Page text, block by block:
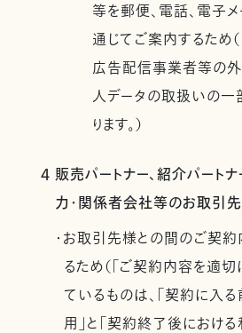
等を郵便、電話、電子
通じてご案内するため
広告配信事業者等の
人データの取扱いの一
ります。）
4 販売パートナー、紹介パート
力・関係者会社等のお取引
・お取引先様との間のご契
るため（「ご契約内容を適
ているものは、「契約に入
用」と「契約終了後における